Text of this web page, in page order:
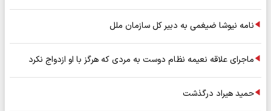
نامه نیوشا ضیغمی به دبیر کل سازمان ملل
ماجرای علاقه نعیمه نظام دوست به مردی که هرگز با او ازدواج نکرد
حمید هیراد درگذشت